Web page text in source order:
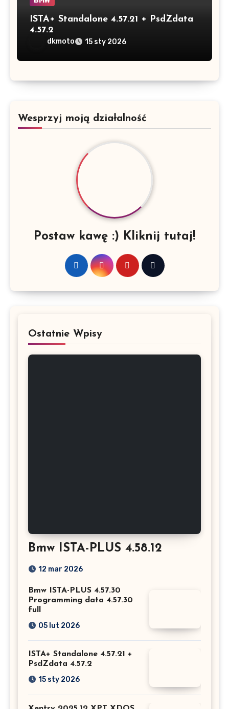
ISTA+ Standalone 4.57.21 + PsdZdata
4.57.2
dkmoto 15 sty 2026
Wesprzyj moją działalność
Postaw kawę :) Kliknij tutaj!
Ostatnie Wpisy
Bmw ISTA-PLUS 4.58.12
12 mar 2026
Bmw ISTA-PLUS 4.57.30
Programming data 4.57.30
full
05 lut 2026
ISTA+ Standalone 4.57.21 +
PsdZdata 4.57.2
15 sty 2026